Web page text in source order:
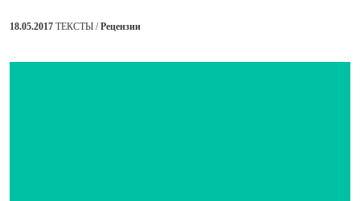
18.05.2017 ТЕКСТЫ /Рецензии